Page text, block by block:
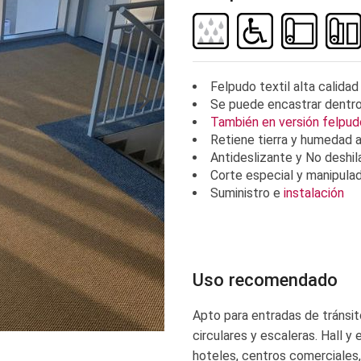
Felpudo textil alta
Se puede encastrar
También en versión
Retiene tierra y humedad
Antideslizante y No
Corte especial y
Suministro e instalación
Uso recomendado
Apto para entradas de
circulares y escaleras. Hall y
hoteles, centros